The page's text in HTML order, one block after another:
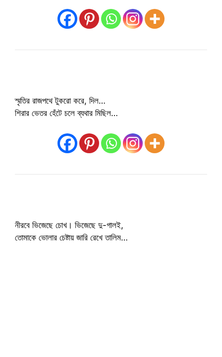
স্মৃতির রাজপথে টুকরো করে, দিল…
শিরার ভেতর হেঁটে চলে ব্যথার মিছিল…
নীরবে ভিজেছে চোখ। ভিজেছে দু-গালই,
তোমাকে ভোলার চেষ্টায় জারি রেখে তালিম…